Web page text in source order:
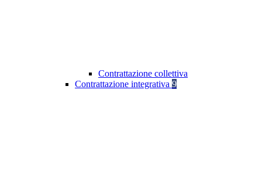
Contrattazione collettiva
Contrattazione integrativa 9